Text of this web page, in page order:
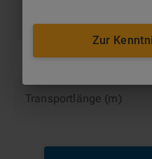
Transporthöhe (m)
Transportlänge (m)
Zur